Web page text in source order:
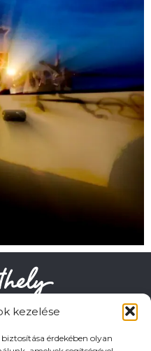
kezelése
érdekében olyan